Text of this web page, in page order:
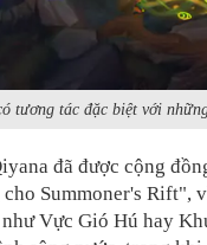
tương tác đặc biệt với
đã được cộng
Summoner's Rift",
Vực Gió Hú hay